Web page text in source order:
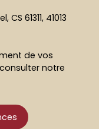
61311, 41013
de vos
notre